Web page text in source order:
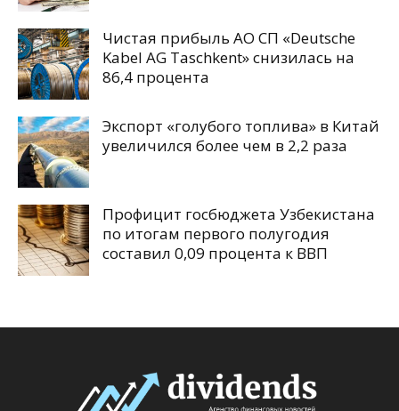
Чистая прибыль АО СП «Deutsche
Kabel AG Taschkent» снизилась на
86,4 процента
Экспорт «голубого топлива» в Китай
увеличился более чем в 2,2 раза
Профицит госбюджета Узбекистана
по итогам первого полугодия
составил 0,09 процента к ВВП